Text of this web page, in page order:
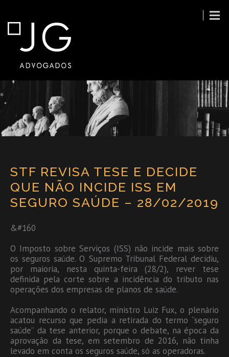
STF REVISA TESE E DECIDE
QUE NÃO INCIDE ISS EM
SEGURO SAÚDE – 28/02/2019
&#160
O Imposto sobre Serviços (ISS) não incide mais sobre
os seguros saúde. O Supremo Tribunal Federal decidiu,
por maioria, nesta quinta-feira (28/2), rever tese
definida pela corte sobre a incidência do tributo nas
operações dos empresas de planos de saúde.
Acompanhando o relator, ministro Luiz Fux, o plenário
acatou recurso que pedia a retirada do termo “seguro
saúde” da tese anterior, porque o debate, na época da
aprovação da tese, em setembro de 2016, não tinha
levado em conta os seguros saúde, só as operadoras.